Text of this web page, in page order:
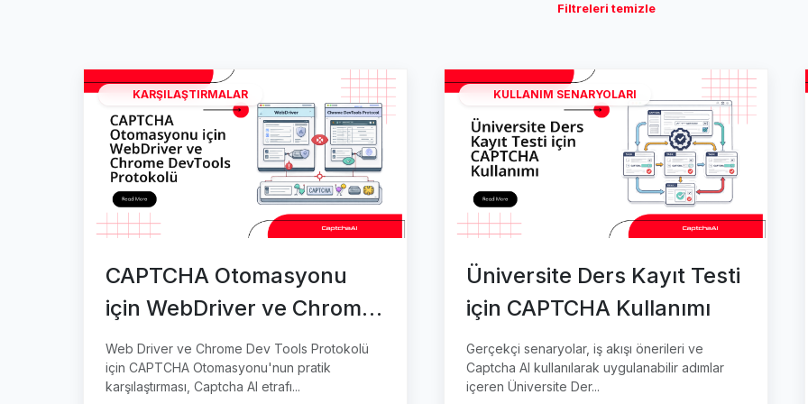
Filtreleri temizle
KARŞILAŞTIRMALAR
CAPTCHA Otomasyonu
için WebDriver ve Chrome
DevTools Protokolü
Web Driver ve Chrome Dev Tools Protokolü
için CAPTCHA Otomasyonu'nun pratik
karşılaştırması, Captcha AI etrafı...
KULLANIM SENARYOLARI
Üniversite Ders Kayıt Testi
için CAPTCHA Kullanımı
Gerçekçi senaryolar, iş akışı önerileri ve
Captcha AI kullanılarak uygulanabilir adımlar
içeren Üniversite Der...